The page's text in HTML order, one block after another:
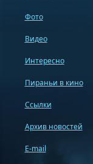
Фото
Видео
Интересно
Пираньи в кино
Ссылки
Архив новостей
E-mail